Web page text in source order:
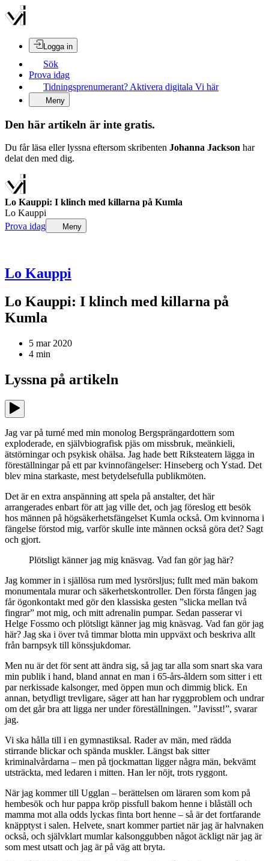
Logga in
Sök
Prova idag
Tidningsprenumerant? Aktivera digitala Vi här
Meny
Den här artikeln är inte gratis.
Du får läsa eller lyssna eftersom skribenten Johanna Jackson har
delat den med dig.
Lo Kauppi: I klinch med killarna på Kumla
Lo Kauppi
Prova idag
Meny
Lo Kauppi
Lo Kauppi: I klinch med killarna på
Kumla
5 mar 2020
4 min
Lyssna på artikeln
Jag var på turné med min monolog Bergsprängardottern som
exploderade, en självbiografisk pjäs om missbruk, meänkieli,
ätstörningar och psykisk ohälsa. Jag hade bett Riksteatern lägga in
föreställningar på ett par kvinnofängelser: Hinseberg och Ystad. Det
blev mina starkaste, mest betydelsefulla publikmöten.
Det är en extra anspänning att spela på anstalter, det här
arrangerades enbart för att jag ville det, och jag föreslog ett besök
hos männen på högsäkerhetsfängelset Kumla också. Om kvinnorna i
fängelse förstod mig, varför skulle inte männen också göra det? Sagt
och gjort.
Plötsligt känner jag mig knäsvag. Vad fan gör jag här?
Jag kommer in i själlösa rum med lysrörsljus; fullt med män bakom
monumentala murar och säkerhetskontroller. Den första fången jag
får ögonkontakt med gör den klassiska gesten ”slicka mellan två
fingrar” mot mig, och mitt adrenalin pumpar. Sedan passerar vi
Helge Fossmo och plötsligt känner jag mig knäsvag. Vad fan gör jag
här? Jag ska i över två timmar blotta min uppväxt och beskriva allt
från barnpsyk till könssjukdomar.
Men nu är det för sent att ändra sig, så jag tar alla som snart ska vara
min publik i hand, bland annat en man i 65-års-åldern som sitter i ett
par nerkissade kalsonger, med öppen mun och dimmig blick. En
annan, betydligt trevligare, säger att han har ryggproblem och undrar
om det går bra att ligga ner under föreställningen. ”Javisst!”, svarar
jag.
Vi ska hålla till i en gymnastiksal. Rader av män, med rädda
stirrande blickar och spända muskler. Längst bak sitter
kriminalvårdarna – men på tjockmattan ligger några män, bekvämt
utsträckta, med ledaren i mitten. Han ler nöjt, trots ryggont.
När jag kommer till Ugglan – berättelsen om läraren som kom på
hembesök och hur pappa kröp pissfull bakom henne i blåställ och
mamma mot alla odds lyckas finta bort henne – så är det fortfarande
knäpptyst i salen. Helvete, snart kommer partiet när jag är halvnaken
också, och självklart mumlar kalsonggubben något äckligt när jag är
som mest utsatt och jag är på väg att bryta.